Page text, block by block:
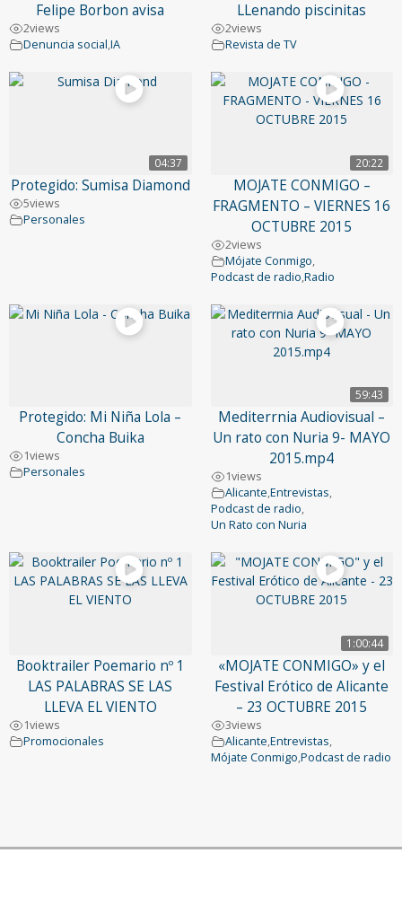
Felipe Borbon avisa
2views
Denuncia social,IA
LLenando piscinitas
2views
Revista de TV
04:37
Protegido: Sumisa Diamond
5views
Personales
20:22
MOJATE CONMIGO –
FRAGMENTO – VIERNES 16
OCTUBRE 2015
2views
Mójate Conmigo,
Podcast de radio,Radio
Protegido: Mi Niña Lola –
Concha Buika
1views
Personales
59:43
Mediterrnia Audiovisual –
Un rato con Nuria 9- MAYO
2015.mp4
1views
Alicante,Entrevistas,
Podcast de radio,
Un Rato con Nuria
Booktrailer Poemario nº 1
LAS PALABRAS SE LAS
LLEVA EL VIENTO
1views
Promocionales
1:00:44
«MOJATE CONMIGO» y el
Festival Erótico de Alicante
– 23 OCTUBRE 2015
3views
Alicante,Entrevistas,
Mójate Conmigo,Podcast de radio